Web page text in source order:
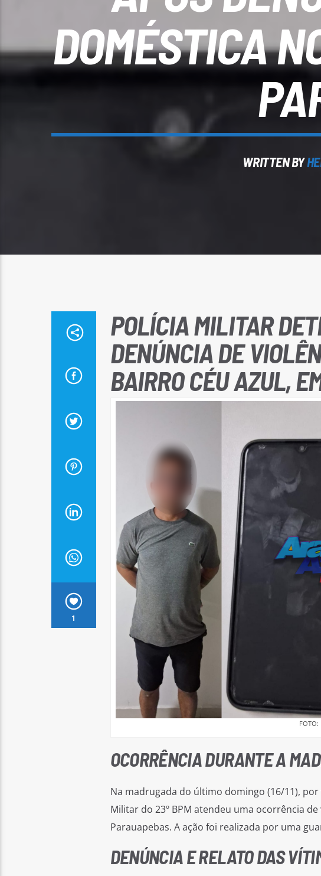
DOMÉSTICA
WRITTEN BY
1
POLÍCIA MILITAR
DENÚNCIA DE
BAIRRO CÉU AZUL,
OCORRÊNCIA DURANTE A
Na madrugada do último domingo (16/11),
Militar do 23º BPM atendeu uma ocorrência
Parauapebas. A ação foi realizada por uma
DENÚNCIA E RELATO DAS